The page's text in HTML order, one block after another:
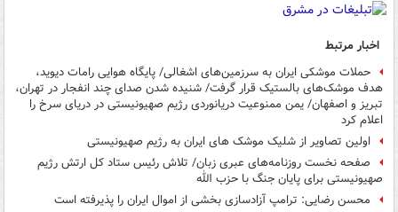
اخبار مرتبط
حملات موشکی ایران به سرزمین‌های اشغالی/ پایگاه هوایی رامات دیوید،
هدف موشک‌های بالستیک قرار گرفت/ شنیده شدن صدای چند انفجار در تهران،
تبریز و اصفهان/ یمن ممنوعیت دریانوردی رژیم صهیونیستی در دریای سرخ را
اعلام کرد
اولین تصاویر از شلیک موشک های ایران به رژیم صهیونیستی
صفحه نخست روزنامه‌های عبری زبان/ تلاش رئیس ستاد کل ارتش رژیم
صهیونیستی برای پایان جنگ با حزب الله
محسن رضایی: ترامپ آزادسازی بخشی از اموال ایران را پذیرفته است